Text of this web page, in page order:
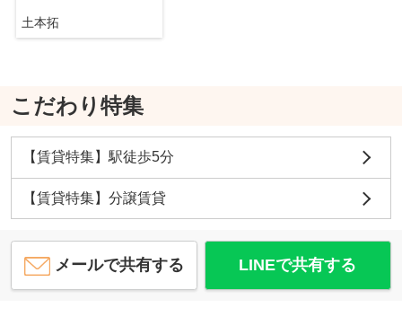
土本拓
こだわり特集
【賃貸特集】駅徒歩5分
【賃貸特集】分譲賃貸
メールで共有する LINEで共有する